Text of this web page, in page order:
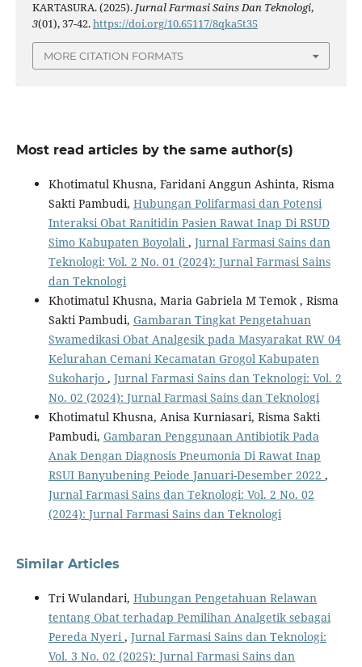
KARTASURA. (2025). Jurnal Farmasi Sains Dan Teknologi,
3(01), 37-42.https://doi.org/10.65117/8qka5t35
MORE CITATION FORMATS
Most read articles by the same author(s)
Khotimatul Khusna, Faridani Anggun Ashinta, Risma
Sakti Pambudi, Hubungan Polifarmasi dan Potensi
Interaksi Obat Ranitidin Pasien Rawat Inap Di RSUD
Simo Kabupaten Boyolali, Jurnal Farmasi Sains dan
Teknologi: Vol. 2 No. 01 (2024): Jurnal Farmasi Sains
dan Teknologi
Khotimatul Khusna, Maria Gabriela M Temok , Risma
Sakti Pambudi, Gambaran Tingkat Pengetahuan
Swamedikasi Obat Analgesik pada Masyarakat RW 04
Kelurahan Cemani Kecamatan Grogol Kabupaten
Sukoharjo , Jurnal Farmasi Sains dan Teknologi: Vol. 2
No. 02 (2024): Jurnal Farmasi Sains dan Teknologi
Khotimatul Khusna, Anisa Kurniasari, Risma Sakti
Pambudi, Gambaran Penggunaan Antibiotik Pada
Anak Dengan Diagnosis Pneumonia Di Rawat Inap
RSUI Banyubening Peiode Januari-Desember 2022 ,
Jurnal Farmasi Sains dan Teknologi: Vol. 2 No. 02
(2024): Jurnal Farmasi Sains dan Teknologi
Similar Articles
Tri Wulandari, Hubungan Pengetahuan Relawan
tentang Obat terhadap Pemilihan Analgetik sebagai
Pereda Nyeri, Jurnal Farmasi Sains dan Teknologi:
Vol. 3 No. 02 (2025): Jurnal Farmasi Sains dan